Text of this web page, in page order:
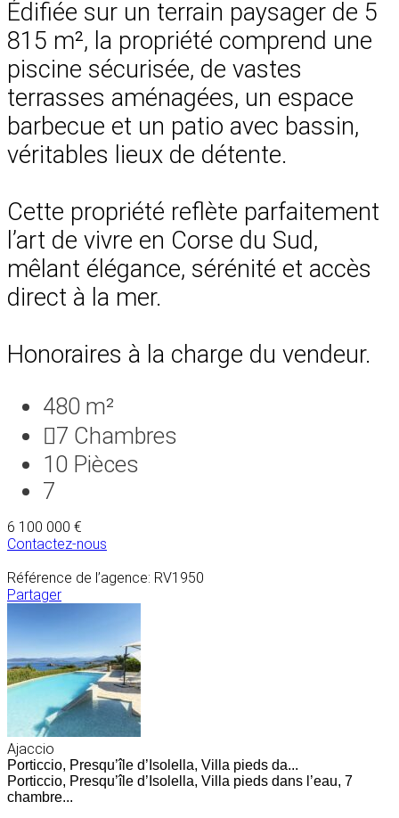
Édifiée sur un terrain paysager de 5
815 m², la propriété comprend une
piscine sécurisée, de vastes
terrasses aménagées, un espace
barbecue et un patio avec bassin,
véritables lieux de détente.
Cette propriété reflète parfaitement
l’art de vivre en Corse du Sud,
mêlant élégance, sérénité et accès
direct à la mer.
Honoraires à la charge du vendeur.
480 m²
7 Chambres
10 Pièces
7
6 100 000 €
Contactez-nous
Référence de l’agence: RV1950
Partager
Ajaccio
Porticcio, Presqu’île d’Isolella, Villa pieds da...
Porticcio, Presqu’île d’Isolella, Villa pieds dans l’eau, 7
chambre...